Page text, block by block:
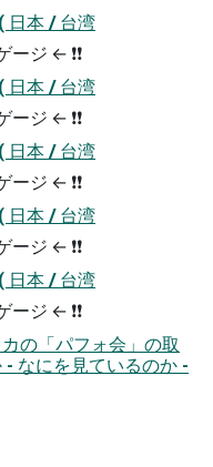
本 / 台湾
ジ ← ❗❗
本 / 台湾
ジ ← ❗❗
本 / 台湾
ジ ← ❗❗
本 / 台湾
ジ ← ❗❗
本 / 台湾
ジ ← ❗❗
の「パフォ会」の取
- なにを見ているのか -